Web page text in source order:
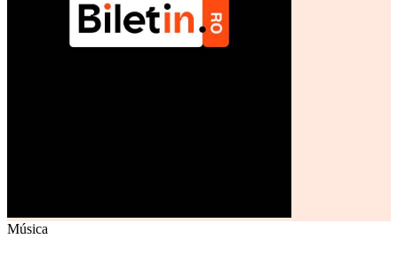
Música